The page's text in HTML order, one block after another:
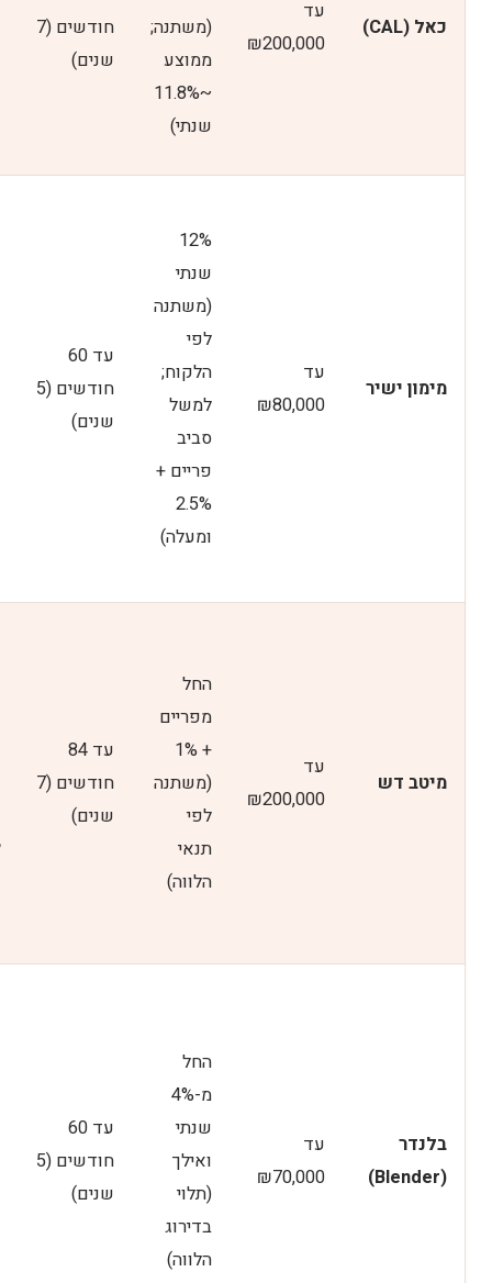
כאל (CAL)
עד
₪200,000​
(משתנה;
ממוצע
~11.8%
שנתי)
חודשים (7
שנים)
מימון ישיר
עד
₪80,000​
12%
שנתי
(משתנה
לפי
הלקוח;
למשל
סביב
פריים +
2.5%
ומעלה)
עד 60
חודשים (5
שנים)​
מיטב דש
עד
₪200,000
החל
מפריים
+ 1%
(משתנה
לפי
תנאי
הלווה)
עד 84
חודשים (7
שנים)
בלנדר
(Blender)
עד
₪70,000
החל
מ-4%
שנתי
ואילך
(תלוי
בדירוג
הלווה)
עד 60
חודשים (5
שנים)